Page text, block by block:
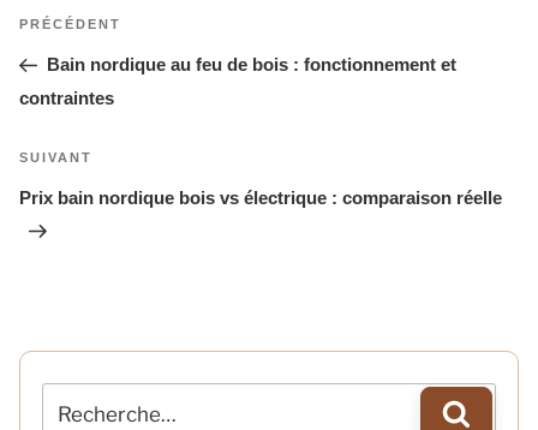
Navigation
de
l’article
Article
précédent
PRÉCÉDENT
Bain nordique au feu de bois : fonctionnement et
contraintes
Article
suivant
SUIVANT
Prix bain nordique bois vs électrique : comparaison réelle